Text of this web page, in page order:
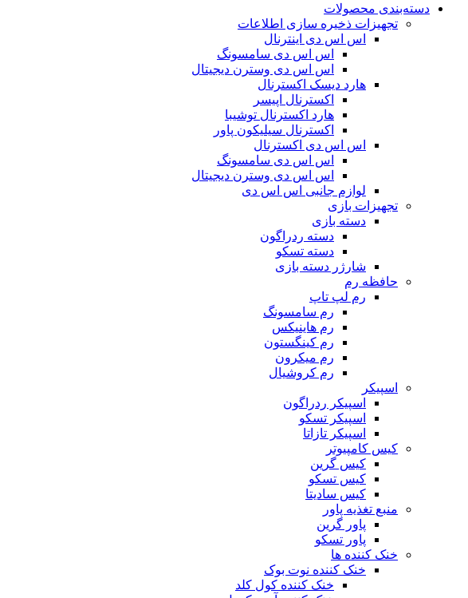
دسته‌بندی محصولات
تجهیزات ذخیره سازی اطلاعات
اس اس دی اینترنال
اس اس دی سامسونگ
اس اس دی وسترن دیجیتال
هارد دیسک اکسترنال
اکسترنال اپیسر
هارد اکسترنال توشیبا
اکسترنال سیلیکون پاور
اس اس دی اکسترنال
اس اس دی سامسونگ
اس اس دی وسترن دیجیتال
لوازم جانبی اس اس دی
تجهیزات بازی
دسته بازی
دسته ردراگون
دسته تسکو
شارژر دسته بازی
حافظه رم
رم لپ تاپ
رم سامسونگ
رم هاینیکس
رم کینگستون
رم میکرون
رم کروشیال
اسپیکر
اسپیکر ردراگون
اسپیکر تسکو
اسپیکر تازاتا
کیس کامپیوتر
کیس گرین
کیس تسکو
کیس سادیتا
منبع تغذیه‌ پاور
پاور گرین
پاور تسکو
خنک کننده ها
خنک کننده نوت بوک
خنک کننده کول کلد